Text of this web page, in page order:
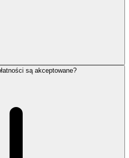
są akceptowane?